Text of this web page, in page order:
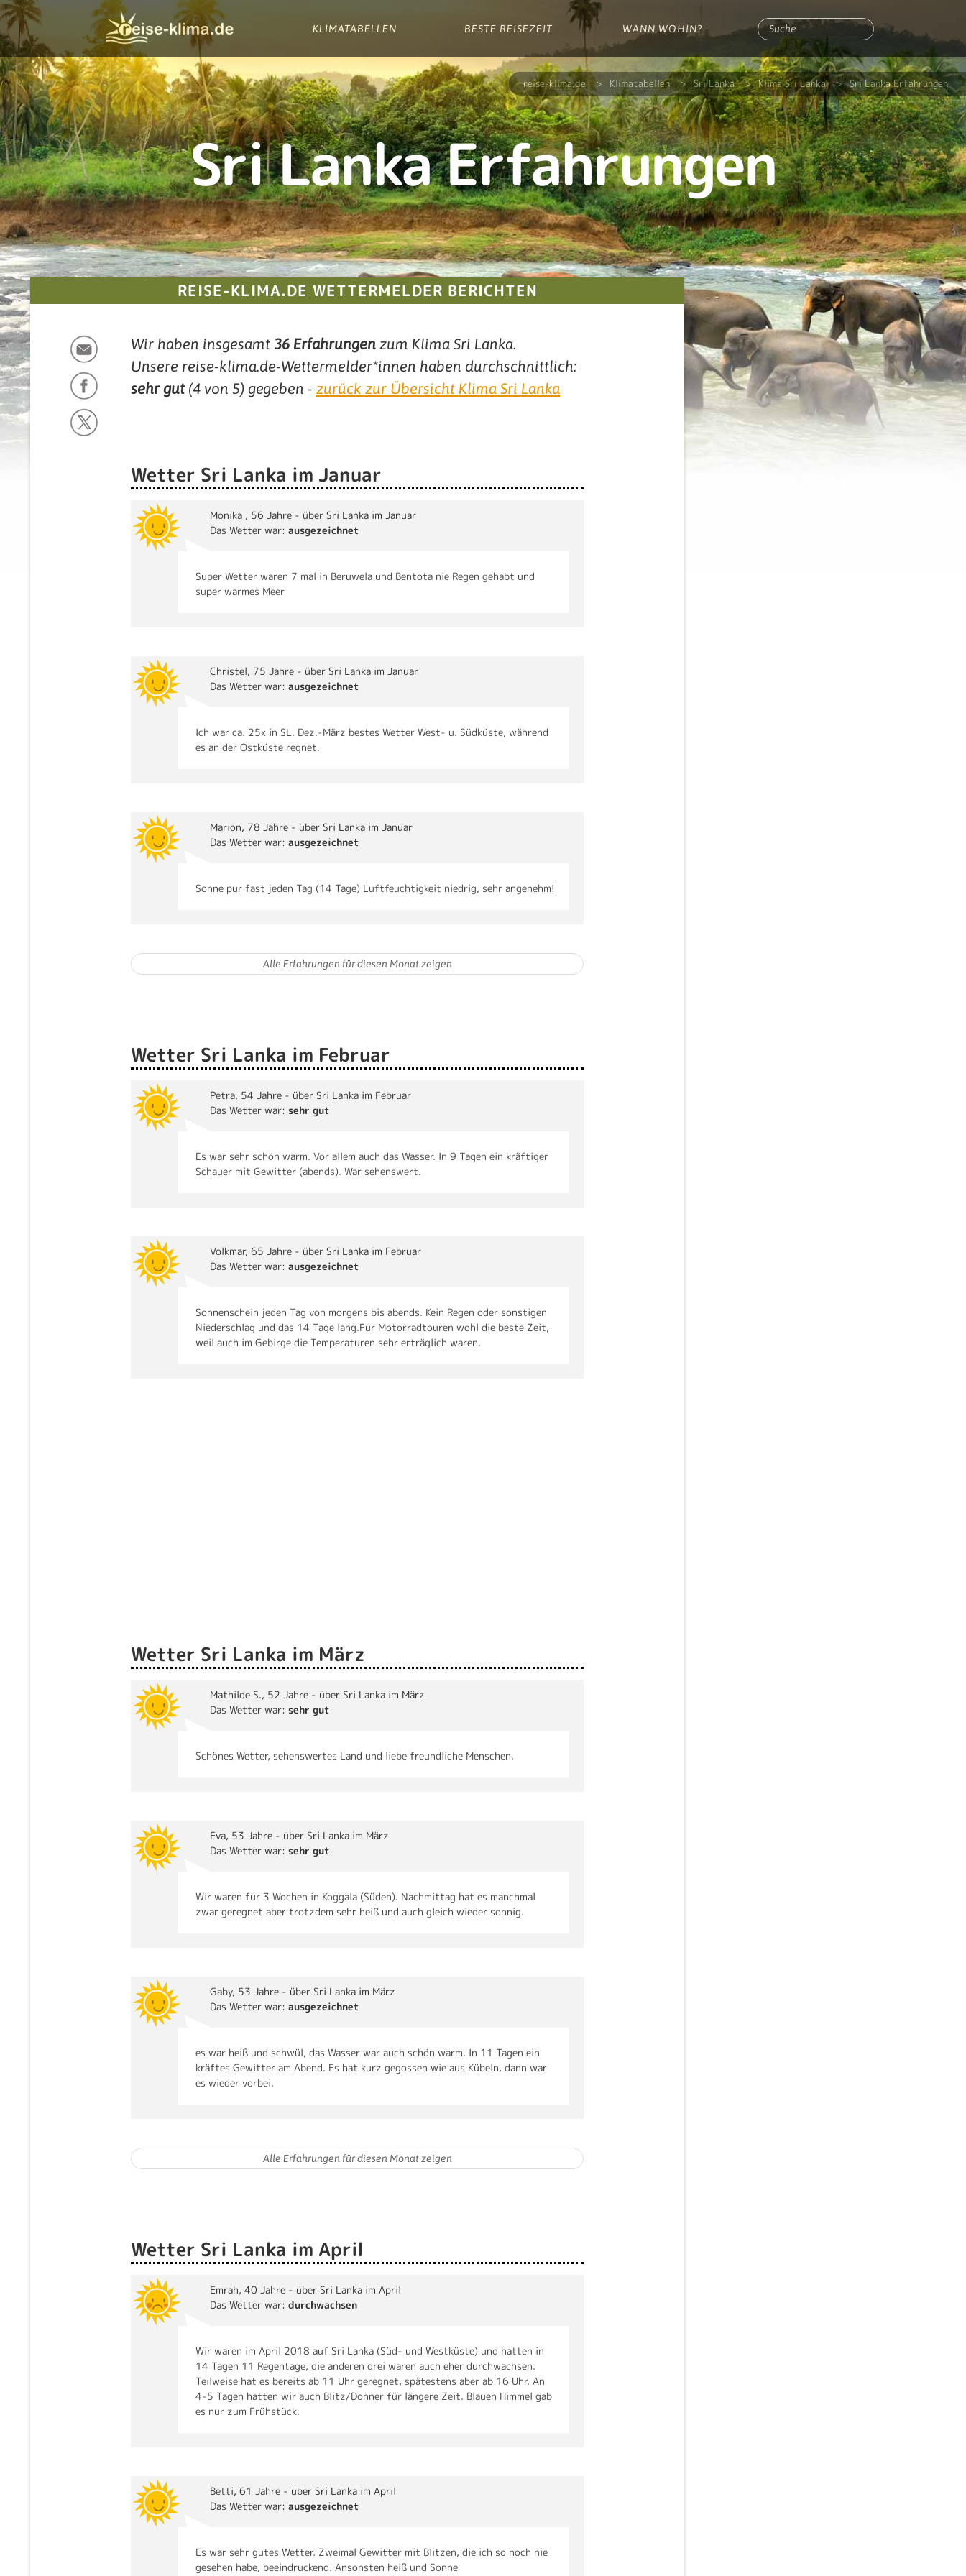
KLIMATABELLEN BESTE REISEZEIT WANN WOHIN?
Sri Lanka Erfahrungen
reise-klima.de > Klimatabellen > Sri Lanka > Klima Sri Lanka > Sri Lanka Erfahrungen
REISE-KLIMA.DE WETTERMELDER BERICHTEN
Wir haben insgesamt 36 Erfahrungen zum Klima Sri Lanka.
Unsere reise-klima.de-Wettermelder*innen haben durchschnittlich:
sehr gut(4 von 5) gegeben - zurück zur Übersicht Klima Sri Lanka
Wetter Sri Lanka im Januar
Monika , 56 Jahre - über Sri Lanka im Januar
Das Wetter war: ausgezeichnet
Super Wetter waren 7 mal in Beruwela und Bentota nie Regen gehabt und
super warmes Meer
Christel, 75 Jahre - über Sri Lanka im Januar
Das Wetter war: ausgezeichnet
Ich war ca. 25x in SL. Dez.-März bestes Wetter West- u. Südküste, während
es an der Ostküste regnet.
Marion, 78 Jahre - über Sri Lanka im Januar
Das Wetter war: ausgezeichnet
Sonne pur fast jeden Tag (14 Tage) Luftfeuchtigkeit niedrig, sehr angenehm!
Wetter Sri Lanka im Februar
Petra, 54 Jahre - über Sri Lanka im Februar
Das Wetter war: sehr gut
Es war sehr schön warm. Vor allem auch das Wasser. In 9 Tagen ein kräftiger
Schauer mit Gewitter (abends). War sehenswert.
Volkmar, 65 Jahre - über Sri Lanka im Februar
Das Wetter war: ausgezeichnet
Sonnenschein jeden Tag von morgens bis abends. Kein Regen oder sonstigen
Niederschlag und das 14 Tage lang.Für Motorradtouren wohl die beste Zeit,
weil auch im Gebirge die Temperaturen sehr erträglich waren.
Wetter Sri Lanka im März
Mathilde S., 52 Jahre - über Sri Lanka im März
Das Wetter war: sehr gut
Schönes Wetter, sehenswertes Land und liebe freundliche Menschen.
Eva, 53 Jahre - über Sri Lanka im März
Das Wetter war: sehr gut
Wir waren für 3 Wochen in Koggala (Süden). Nachmittag hat es manchmal
zwar geregnet aber trotzdem sehr heiß und auch gleich wieder sonnig.
Gaby, 53 Jahre - über Sri Lanka im März
Das Wetter war: ausgezeichnet
es war heiß und schwül, das Wasser war auch schön warm. In 11 Tagen ein
kräftes Gewitter am Abend. Es hat kurz gegossen wie aus Kübeln, dann war
es wieder vorbei.
Wetter Sri Lanka im April
Emrah, 40 Jahre - über Sri Lanka im April
Das Wetter war: durchwachsen
Wir waren im April 2018 auf Sri Lanka (Süd- und Westküste) und hatten in
14 Tagen 11 Regentage, die anderen drei waren auch eher durchwachsen.
Teilweise hat es bereits ab 11 Uhr geregnet, spätestens aber ab 16 Uhr. An
4-5 Tagen hatten wir auch Blitz/Donner für längere Zeit. Blauen Himmel gab
es nur zum Frühstück.
Betti, 61 Jahre - über Sri Lanka im April
Das Wetter war: ausgezeichnet
Es war sehr gutes Wetter. Zweimal Gewitter mit Blitzen, die ich so noch nie
gesehen habe, beeindruckend. Ansonsten heiß und Sonne